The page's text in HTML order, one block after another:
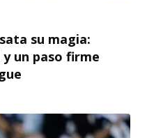
su magia:
un paso firme